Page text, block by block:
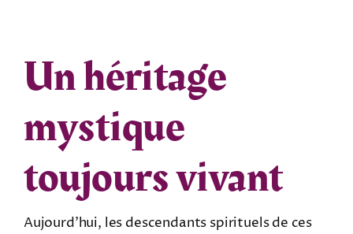
Un héritage
mystique
toujours vivant
Aujourd’hui, les descendants spirituels de ces